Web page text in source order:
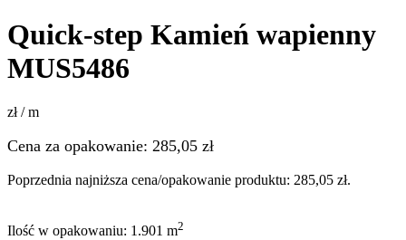
Quick-step Kamień wapienny
MUS5486
zł / m
Cena za opakowanie: 285,05 zł
Poprzednia najniższa cena/opakowanie produktu: 285,05 zł.
Ilość w opakowaniu: 1.901 m2